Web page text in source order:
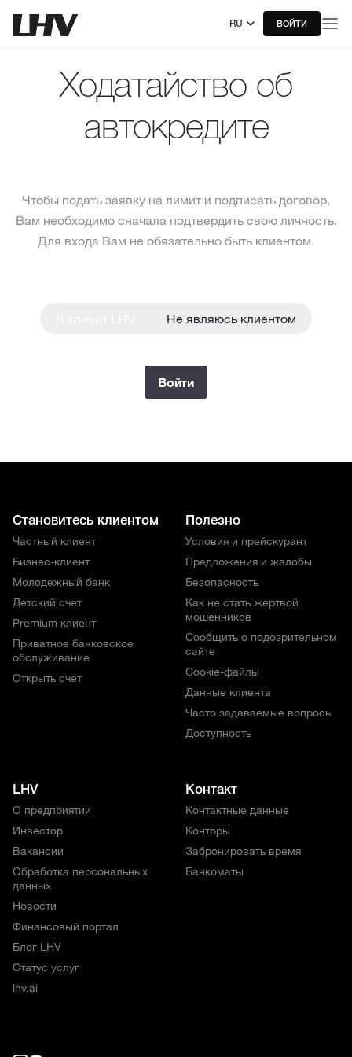
RU ВОЙТИ
Ходатайство об
автокредите
Чтобы подать заявку на лимит и подписать договор,
Вам необходимо сначала подтвердить свою личность.
Для входа Вам не обязательно быть клиентом.
Не являюсь клиентом
Войти
Становитесь клиентом
Частный клиент
Бизнес-клиент
Молодежный банк
Детский счет
Premium клиент
Приватное банковское
обслуживание
Открыть счет
Полезно
Условия и прейскурант
Предложения и жалобы
Безопасность
Как не стать жертвой
мошенников
Сообщить о подозрительном
сайте
Cookie-файлы
Данные клиента
Часто задаваемые вопросы
Доступность
LHV
О предприятии
Инвестор
Вакансии
Обработка персональных
данных
Новости
Финансовый портал
Блог LHV
Статус услуг
lhv.ai
Контакт
Контактные данные
Конторы
Забронировать время
Банкоматы